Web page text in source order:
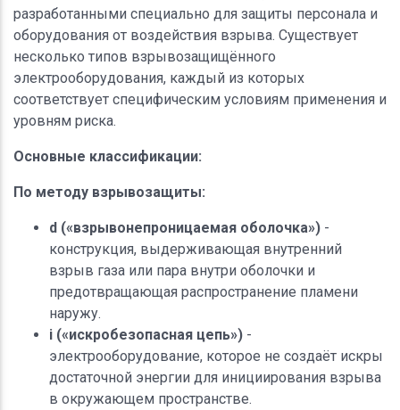
разработанными специально для защиты персонала и
оборудования от воздействия взрыва. Существует
несколько типов взрывозащищённого
электрооборудования, каждый из которых
соответствует специфическим условиям применения и
уровням риска.
Основные классификации:
По методу взрывозащиты:
d («взрывонепроницаемая оболочка») -
конструкция, выдерживающая внутренний
взрыв газа или пара внутри оболочки и
предотвращающая распространение пламени
наружу.
i («искробезопасная цепь») -
электрооборудование, которое не создаёт искры
достаточной энергии для инициирования взрыва
в окружающем пространстве.